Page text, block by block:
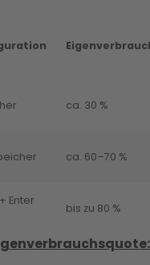
ca. 30 %
ca. 60–70 %
Enter
bis zu 80 %